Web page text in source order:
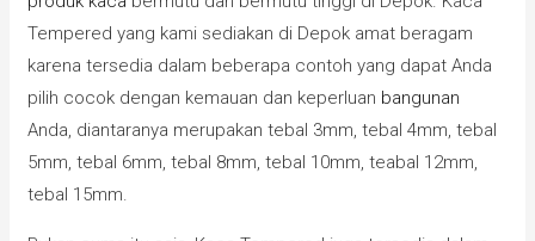
Tempered yang kami sediakan di Depok amat beragam
karena tersedia dalam beberapa contoh yang dapat Anda
pilih cocok dengan kemauan dan keperluan bangunan
Anda, diantaranya merupakan tebal 3mm, tebal 4mm, tebal
5mm, tebal 6mm, tebal 8mm, tebal 10mm, teabal 12mm,
tebal 15mm.